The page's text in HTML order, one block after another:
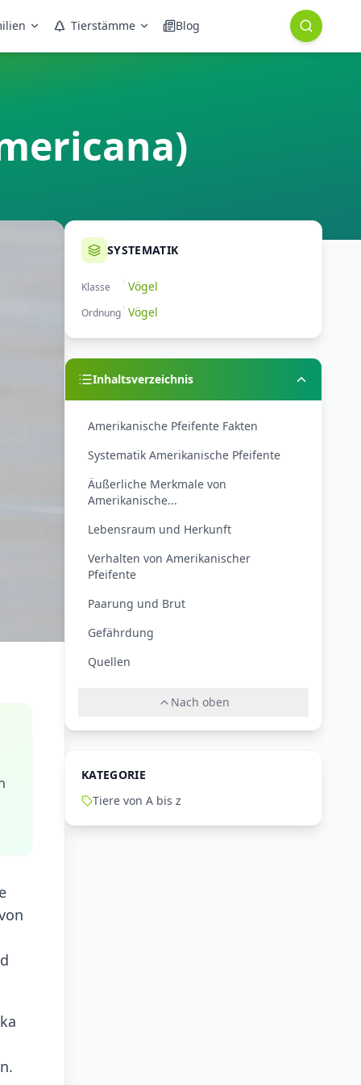
Tierstämme Blog
SYSTEMATIK
Klasse Vögel
Ordnung Vögel
Inhaltsverzeichnis
Amerikanische Pfeifente Fakten
Systematik Amerikanische Pfeifente
Äußerliche Merkmale von
Amerikanische...
Lebensraum und Herkunft
Verhalten von Amerikanischer
Pfeifente
Paarung und Brut
Gefährdung
Quellen
Nach oben
KATEGORIE
Tiere von A bis z